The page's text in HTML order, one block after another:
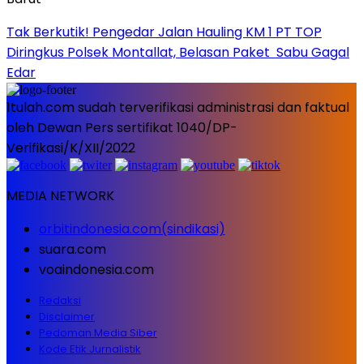
Tak Berkutik! Pengedar Jalan Hauling KM 1 PT TOP
Diringkus Polsek Montallat, Belasan Paket Sabu Gagal
Edar
1tulah.com sudah terverifikasi administrasi dan faktual
oleh Dewan Pers sertifikat 1040/DP-
Verifikasi/K/XII/2022
MEDIA NETWORK
orbitindonesia.com(sindikasi)
suara.com
voaindonesia.com
Redaksi
Disclaimer
Pedoman Media Siber
Kode Etik Jurnalistik